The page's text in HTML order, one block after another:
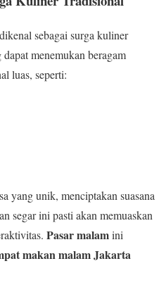
sebagai surga kuliner
menemukan beragam
luas, seperti:
yang unik, menciptakan suasana
segar ini pasti akan memuaskan
Pasar malamini
makan malam Jakarta